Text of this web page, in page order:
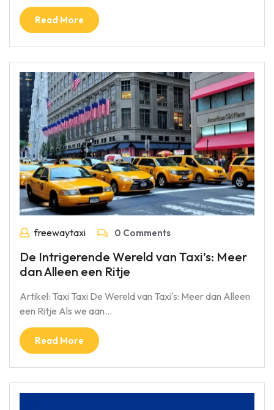
Read More
freewaytaxi 0 Comments
De Intrigerende Wereld van Taxi’s: Meer
dan Alleen een Ritje
Artikel: Taxi Taxi De Wereld van Taxi's: Meer dan Alleen
een Ritje Als we aan…
Read More